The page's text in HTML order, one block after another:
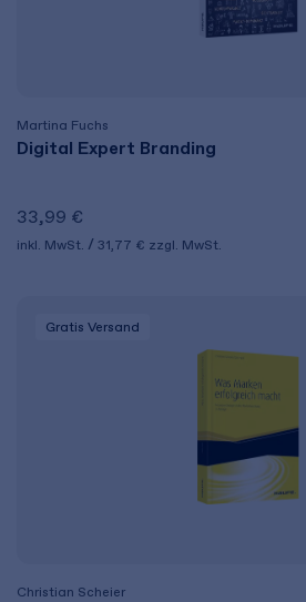
Martina Fuchs
Digital Expert Branding
33,99 €
inkl. MwSt. 31,77 € zzgl. MwSt.
Gratis Versand
Christian Scheier